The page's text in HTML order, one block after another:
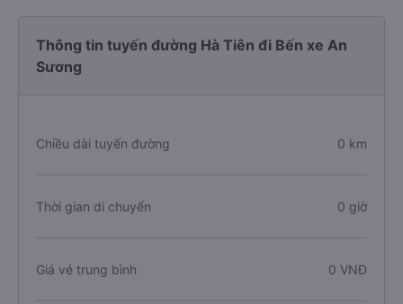
Chiều dài tuyến đường 0 km
Thời gian di chuyển 0 giờ